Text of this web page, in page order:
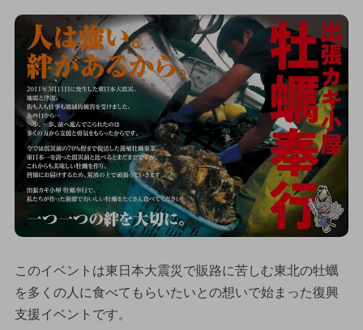
このイベントは東日本大震災で販路に苦しむ東北の牡蠣
を多くの人に食べてもらいたいとの想いで始まった復興
支援イベントです。